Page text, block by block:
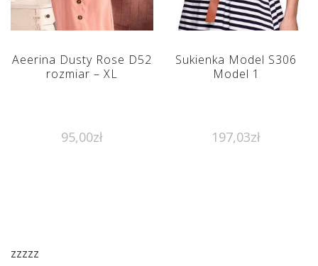
Aeerina Dusty Rose D52
rozmiar – XL
95,00zł
Sukienka Model S306
Model 1
197,03zł
zzzzz